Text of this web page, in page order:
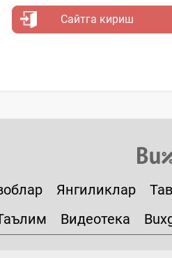
Сайтга кириш
Янгиликлар
Видеотека